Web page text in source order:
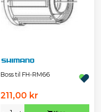
Boss til FH-RM66
211,00 kr